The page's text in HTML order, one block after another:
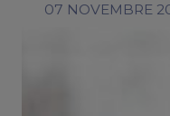
07 NOVEMBRE